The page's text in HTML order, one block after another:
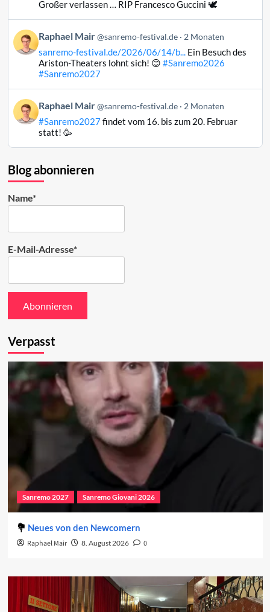
Bluesky
ansehen
Großer verlassen … RIP Francesco Guccini 🕊️
Beitrag
von
Raphael
ansehen
Raphael Mair @sanremo-festival.de 2 Monaten
sanremo-festival.de/2026/06/14/b...Ein Besuch des
Ariston-Theaters lohnt sich! 😊 #Sanremo2026
#Sanremo2027
Beitrag
von
Raphael
Bluesky
ansehen
Raphael Mair @sanremo-festival.de 2 Monaten
#Sanremo2027findet vom 16. bis zum 20. Februar
statt! 🥳
Blog abonnieren
Name*
E-Mail-Adresse*
Verpasst
Sanremo 2027 Sanremo Giovani 2026
Neues von den Newcomern
Raphael Mair 8. August 2026 0